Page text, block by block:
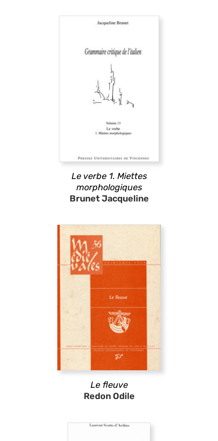
Le verbe 1. Miettes
morphologiques
Brunet Jacqueline
Le fleuve
Redon Odile